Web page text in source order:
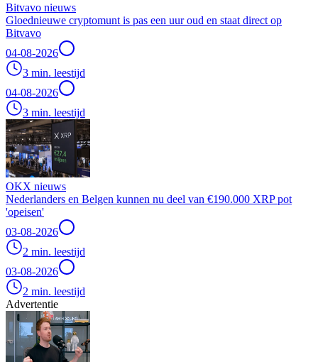
Bitvavo nieuws
Gloednieuwe cryptomunt is pas een uur oud en staat direct op
Bitvavo
04-08-2026
3 min. leestijd
04-08-2026
3 min. leestijd
OKX nieuws
Nederlanders en Belgen kunnen nu deel van €190.000 XRP pot
'opeisen'
03-08-2026
2 min. leestijd
03-08-2026
2 min. leestijd
Advertentie